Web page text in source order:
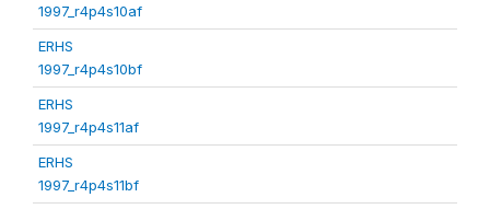
1997_r4p4s10af
ERHS
1997_r4p4s10bf
ERHS
1997_r4p4s11af
ERHS
1997_r4p4s11bf